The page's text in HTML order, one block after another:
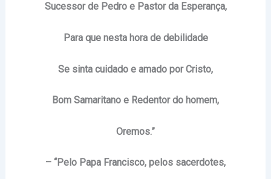
Sucessor de Pedro e Pastor da Esperança,
Para que nesta hora de debilidade
Se sinta cuidado e amado por Cristo,
Bom Samaritano e Redentor do homem,
Oremos.”
– “Pelo Papa Francisco, pelos sacerdotes,